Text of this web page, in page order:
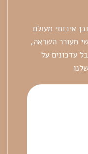
איכותי מעולם
מעורר השראה,
עדכונים על